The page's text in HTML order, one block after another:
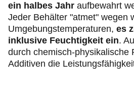
ein halbes Jahr aufbewahrt
Jeder Behälter "atmet" wegen
Umgebungstemperaturen, es
inklusive Feuchtigkeit ein.
durch chemisch-physikalische
Additiven die